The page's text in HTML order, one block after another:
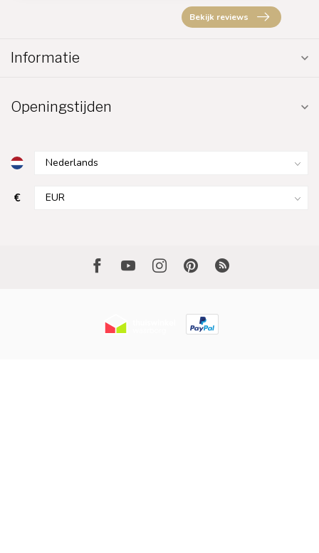
Bekijk reviews
Informatie
Openingstijden
€